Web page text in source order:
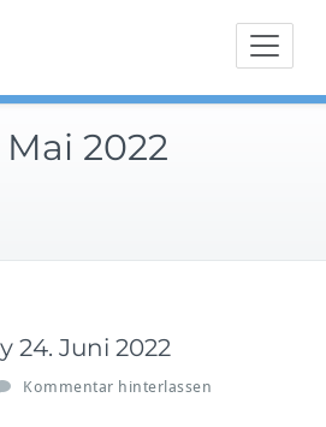
2022
24. Juni 2022
Kommentar hinterlassen